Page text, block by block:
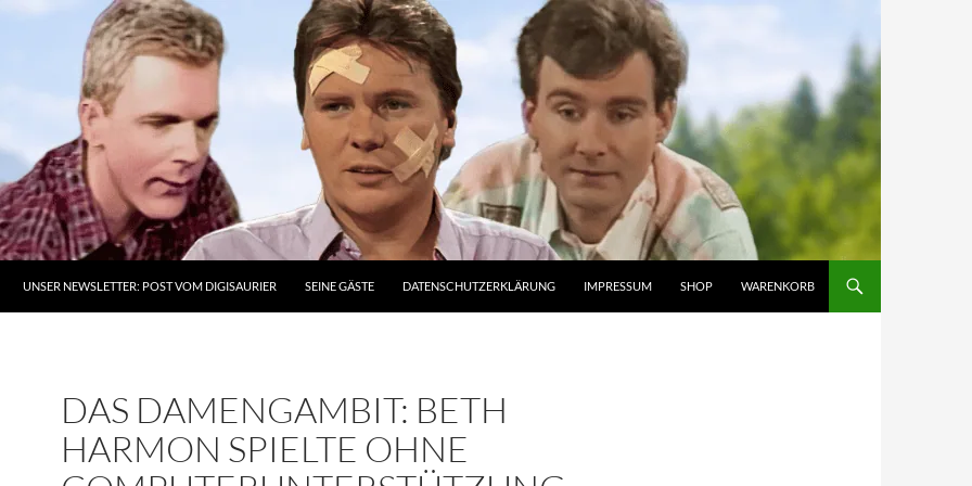
UNSER NEWSLETTER: POST VOM DIGISAURIER SEINE GÄSTE DATENSCHUTZERKLÄRUNG IMPRESSUM SHOP WARENKORB
DAS DAMENGAMBIT: BETH
HARMON SPIELTE OHNE